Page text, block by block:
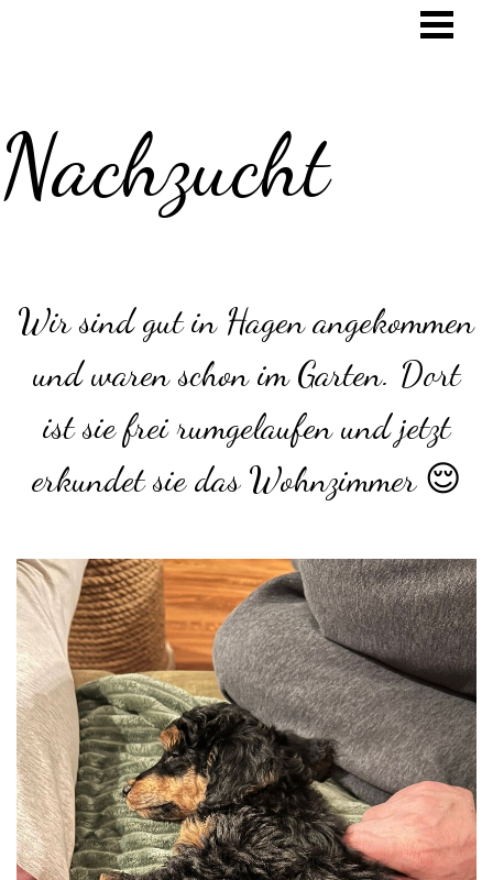
Nachzucht
Wir sind gut in Hagen angekommen
und waren schon im Garten. Dort
ist sie frei rumgelaufen und jetzt
erkundet sie das Wohnzimmer 😌